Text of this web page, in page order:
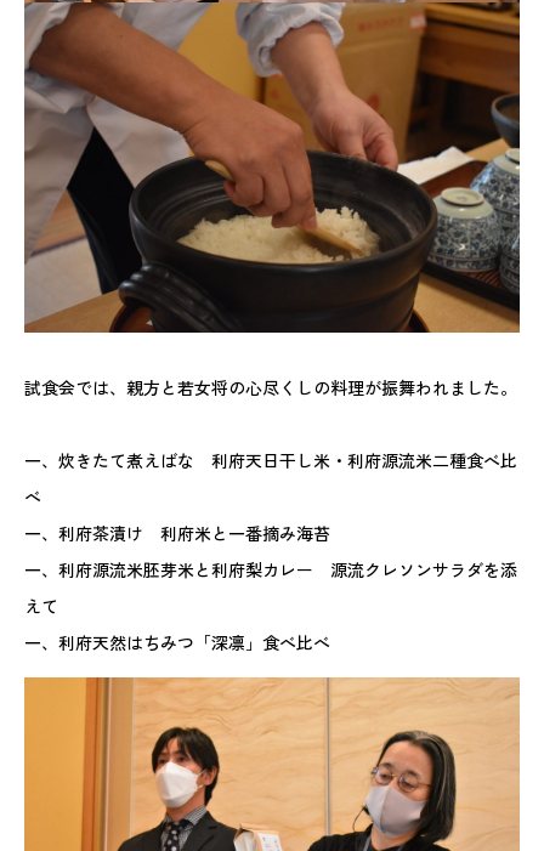
試食会では、親方と若女将の心尽くしの料理が振舞われました。
一、炊きたて煮えばな 利府天日干し米・利府源流米二種食べ比
べ
一、利府茶漬け 利府米と一番摘み海苔
一、利府源流米胚芽米と利府梨カレー 源流クレソンサラダを添
えて
一、利府天然はちみつ「深凛」食べ比べ